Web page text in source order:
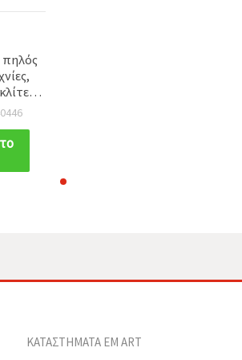
πηλός
ΚΑΤΑΣΤΗΜΑΤΑ EM ART